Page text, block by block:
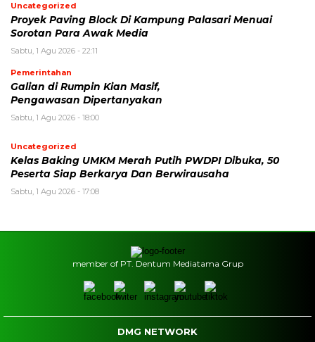
Uncategorized
Proyek Paving Block Di Kampung Palasari Menuai
Sorotan Para Awak Media
Sabtu, 1 Agu 2026 - 22:11
Pemerintahan
Galian di Rumpin Kian Masif,
Pengawasan Dipertanyakan
Sabtu, 1 Agu 2026 - 18:00
Uncategorized
Kelas Baking UMKM Merah Putih PWDPI Dibuka, 50
Peserta Siap Berkarya Dan Berwirausaha
Sabtu, 1 Agu 2026 - 17:08
member of PT. Dentum Mediatama Grup
DMG NETWORK